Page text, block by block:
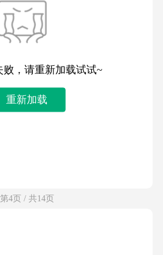
败，请重新加载试试~
重新加载
第4页 / 共14页